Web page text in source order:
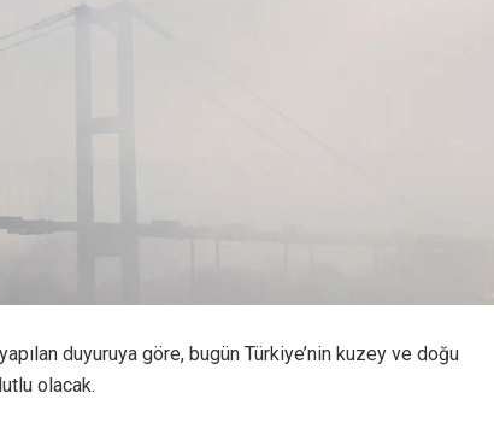
duyuruya göre, bugün Türkiye’nin kuzey ve doğu
olacak.